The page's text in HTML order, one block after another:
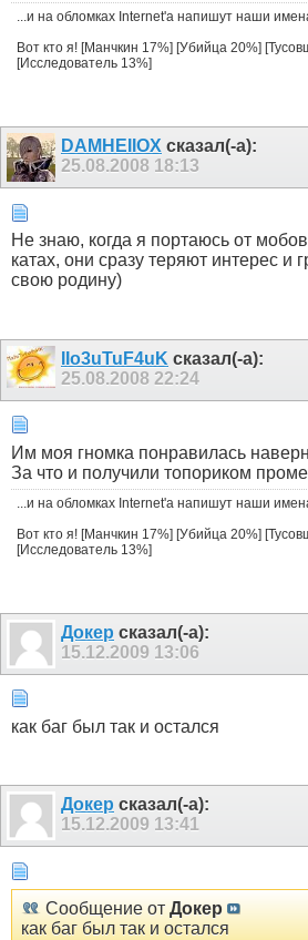
...и на обломках Internet'a напишут наши
Вот кто я! [Манчкин 17%] [Убийца 20%]
[Исследователь 13%]
DAMHEIIOX сказал(-а):
25.08.2008 18:13
Не знаю, когда я портаюсь от
катах, они сразу теряют интерес и
свою родину)
IIo3uTuF4uK сказал(-а):
25.08.2008 22:24
Им моя гномка понравилась
За что и получили топориком
...и на обломках Internet'a напишут наши
Вот кто я! [Манчкин 17%] [Убийца 20%]
[Исследователь 13%]
Докер сказал(-а):
15.12.2009 13:06
как баг был так и остался
Докер сказал(-а):
15.12.2009 13:41
Сообщение от Докер
как баг был так и остался